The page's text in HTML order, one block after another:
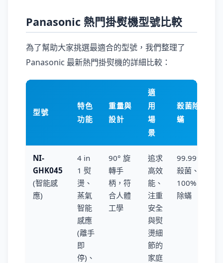
Panasonic 熱門掛熨機型號比較
為了幫助大家挑選最適合的型號，我們整理了
Panasonic 最新熱門掛熨機的詳細比較：
型號
特色
功能
重量與
設計
適
用
場
景
殺菌除
蟎
NI-
GHK045
(智能感
應)
4 in
1 熨
燙、
蒸氣
智能
感應
(離手
即
停)、
90° 旋
轉手
柄，符
合人體
工學
追求
高效
能、
注重
安全
與熨
燙細
節的
家庭
99.99%
殺菌、
100%
除蟎